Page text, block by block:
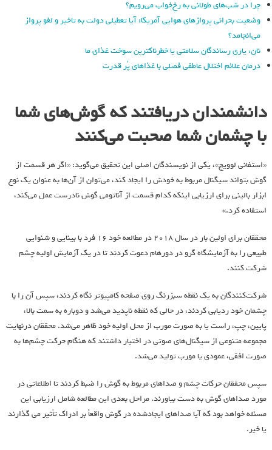
چرا در شب‌های طولانی به رخ‌خواب می‌رویم؟
وضعیت بحرانی پروازهای هوایی آمریکا: آیا تعطیلی دولت به تاخیر و لغو پرواز
می‌انجامد؟
نان، یاری رساندگان سلامتی یا خطرناکترین سوخت غذای ما
درمان علائم اختلال عاطفی فصلی با غذاهای پُر قدرت
دانشمندان دریافتند که گوش‌های شما
با چشمان شما صحبت می‌کنند
«استفانی لوویچ»، یکی از نویسندگان اصلی این تحقیق می‌گوید: «اگر هر قسمت از
گوش بتواند سیگنال مربوط به خودش را ایجاد کند، می‌توان از آن‌ها به عنوان یک نوع
ابزار بالینی برای ارزیابی اینکه کدام قسمت از آناتومی گوش نادرست عمل می‌کند،
استفاده کرد.»
محققان برای اولین بار در سال 2018 در مطالعه خود 16 فرد با بینایی و شنوایی
طبیعی را به آزمایشگاه گرو در دورهام دعوت کردند تا در یک آزمایش اولیه چشم
شرکت کنند.
شرکت‌کنندگان به یک نقطه سبزرنگ روی صفحه کامپیوتر نگاه کردند، سپس آن را با
چشمان خود ردیابی کردند، در حالی که نقطه ناپدید می‌شد و دوباره به سمت بالا،
پایین، چپ، راست یا به صورت مورب از محل اولیه خود ظاهر می‌شد. محققان درنهایت
مجموعه متنوعی از سیگنال‌های صوتی در اختیار داشتند که هنگام حرکت چشم‌ها به
صورت افقی، عمودی یا مورب تولید می‌شد.
سپس محققان حرکات چشم و صداهای مربوط به گوش را ضبط کردند تا اطلاعاتی در
مورد صداهای گوش به دست بیاورند. مراحل بعدی این مطالعه شامل ارزیابی این
مسئله خواهد بود که آیا صداهای ایجادشده در گوش واقعاً بر ادراک تأثیر می گذارند
یا خیر.